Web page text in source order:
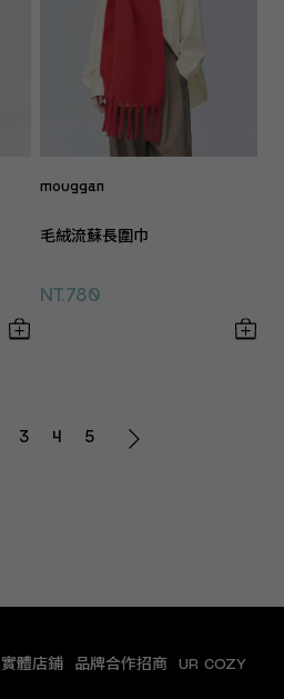
mouggan
毛絨流蘇長圍巾
NT.780
3 4 5
實體店鋪 品牌合作招商 UR COZY